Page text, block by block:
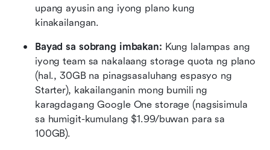
upang ayusin ang iyong plano kung
kinakailangan.
Bayad sa sobrang imbakan: Kung lalampas ang
iyong team sa nakalaang storage quota ng plano
(hal., 30GB na pinagsasaluhang espasyo ng
Starter), kakailanganin mong bumili ng
karagdagang Google One storage (nagsisimula
sa humigit-kumulang $1.99/buwan para sa
100GB).